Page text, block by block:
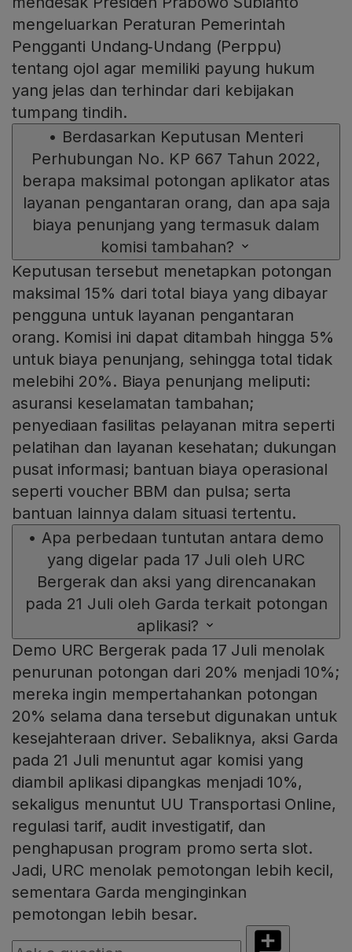
mengeluarkan Peraturan Pemerintah
Pengganti Undang‑Undang (Perppu)
tentang ojol agar memiliki payung hukum
yang jelas dan terhindar dari kebijakan
tumpang tindih.
• Berdasarkan Keputusan Menteri
Perhubungan No. KP 667 Tahun 2022,
berapa maksimal potongan aplikator atas
layanan pengantaran orang, dan apa saja
biaya penunjang yang termasuk dalam
komisi tambahan?
Keputusan tersebut menetapkan potongan
maksimal 15% dari total biaya yang dibayar
pengguna untuk layanan pengantaran
orang. Komisi ini dapat ditambah hingga 5%
untuk biaya penunjang, sehingga total tidak
melebihi 20%. Biaya penunjang meliputi:
asuransi keselamatan tambahan;
penyediaan fasilitas pelayanan mitra seperti
pelatihan dan layanan kesehatan; dukungan
pusat informasi; bantuan biaya operasional
seperti voucher BBM dan pulsa; serta
bantuan lainnya dalam situasi tertentu.
• Apa perbedaan tuntutan antara demo
yang digelar pada 17 Juli oleh URC
Bergerak dan aksi yang direncanakan
pada 21 Juli oleh Garda terkait potongan
aplikasi?
Demo URC Bergerak pada 17 Juli menolak
penurunan potongan dari 20% menjadi 10%;
mereka ingin mempertahankan potongan
20% selama dana tersebut digunakan untuk
kesejahteraan driver. Sebaliknya, aksi Garda
pada 21 Juli menuntut agar komisi yang
diambil aplikasi dipangkas menjadi 10%,
sekaligus menuntut UU Transportasi Online,
regulasi tarif, audit investigatif, dan
penghapusan program promo serta slot.
Jadi, URC menolak pemotongan lebih kecil,
sementara Garda menginginkan
pemotongan lebih besar.